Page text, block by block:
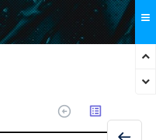
arrow_circle_up list_alt